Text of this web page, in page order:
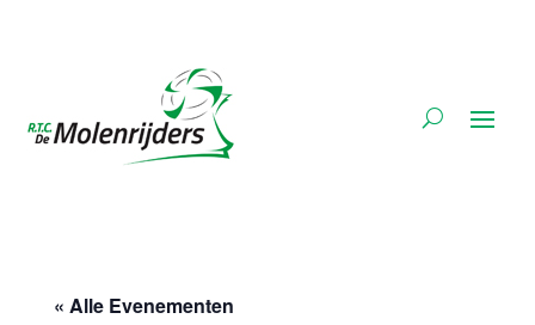
« Alle Evenementen